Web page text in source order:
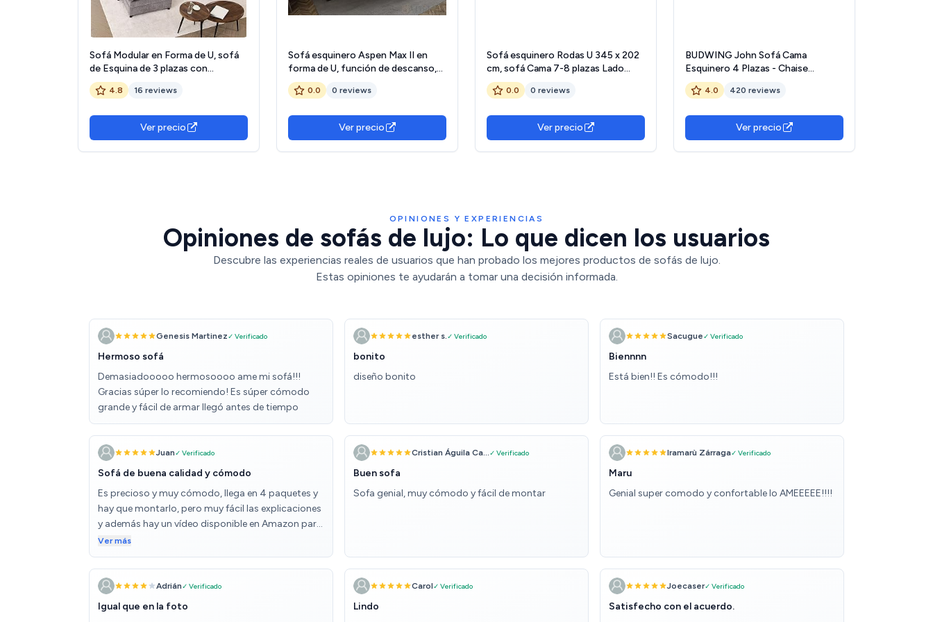
Sofá Modular en Forma de U, sofá
de Esquina de 3 plazas con
Taburete, diseño de Asiento
Profundo, sofá Nube para Sala de
4.8 16 reviews
Ver precio
Sofá esquinero Aspen Max II en
forma de U, función de descanso,
195 x 350 x 170 cm, con cajonera
(beige, derecha)
0.0 0 reviews
Ver precio
Sofá esquinero Rodas U 345 x 202
cm, sofá Cama 7-8 plazas Lado
Derecho (Lado Derecho)
0.0 0 reviews
Ver precio
BUDWING John Sofá Cama
Esquinero 4 Plazas - Chaise
Longue Reversible, Reposacabezas
Ajustable y 2 Pufs – Tapizado en
263x161x96 cm – Negro
4.0 420 reviews
Ver precio
OPINIONES Y EXPERIENCIAS
Opiniones de sofás de lujo: Lo que dicen los usuarios
Descubre las experiencias reales de usuarios que han probado los mejores productos de sofás de lujo.
Estas opiniones te ayudarán a tomar una decisión informada.
Genesis Martinez✓ Verificado
Hermoso sofá
Demasiadooooo hermosoooo ame mi sofá!!!
Gracias súper lo recomiendo! Es súper cómodo
grande y fácil de armar llegó antes de tiempo
esther s.✓ Verificado
bonito
diseño bonito
Sacugue✓ Verificado
Biennnn
Está bien!! Es cómodo!!!
Juan✓ Verificado
Sofá de buena calidad y cómodo
Es precioso y muy cómodo, llega en 4 paquetes y
hay que montarlo, pero muy fácil las explicaciones
y además hay un vídeo disponible en Amazon para
su montaje más visual, nosotros lo cogimos para
una buhardilla que por la escalera era imposible
subir nada y ha sido todo un acierto, muy buena
calidad
Ver más
Cristian Águila Ca...✓ Verificado
Buen sofa
Sofa genial, muy cómodo y fácil de montar
Iramarù Zárraga✓ Verificado
Maru
Genial super comodo y confortable lo AMEEEEE!!!!
Adrián✓ Verificado
Igual que en la foto
Carol✓ Verificado
Lindo
Joecaser✓ Verificado
Satisfecho con el acuerdo.